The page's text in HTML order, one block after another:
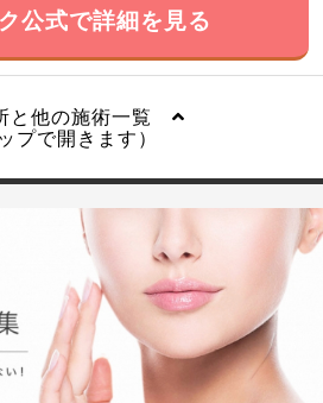
公式で詳細を見る
と他の施術一覧
プで開きます）